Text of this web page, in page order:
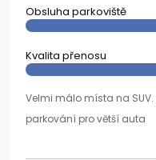
Obsluha parkoviště
Kvalita přenosu
Velmi málo místa na
parkování pro větší auta